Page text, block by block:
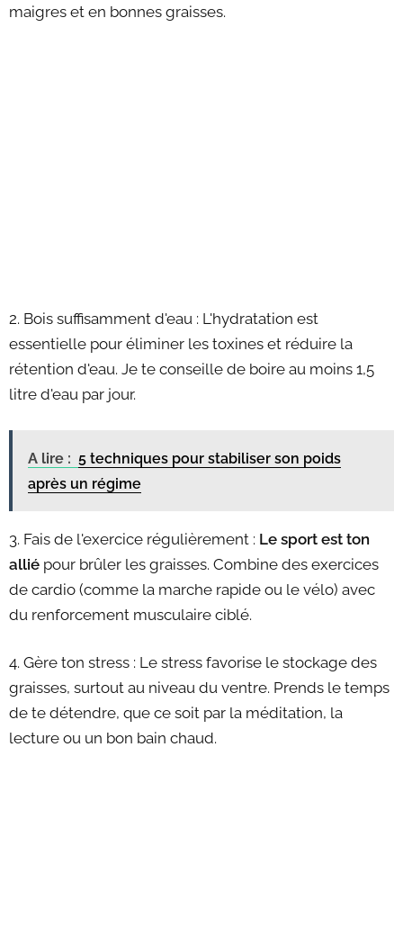
maigres et en bonnes graisses.
2. Bois suffisamment d'eau : L'hydratation est
essentielle pour éliminer les toxines et réduire la
rétention d'eau. Je te conseille de boire au moins 1,5
litre d'eau par jour.
A lire : 5 techniques pour stabiliser son poids
après un régime
3. Fais de l'exercice régulièrement : Le sport est ton
allié pour brûler les graisses. Combine des exercices
de cardio (comme la marche rapide ou le vélo) avec
du renforcement musculaire ciblé.
4. Gère ton stress : Le stress favorise le stockage des
graisses, surtout au niveau du ventre. Prends le temps
de te détendre, que ce soit par la méditation, la
lecture ou un bon bain chaud.